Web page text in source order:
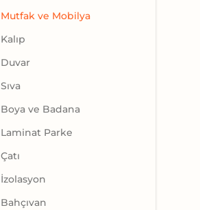
Mutfak ve Mobilya
Kalıp
Duvar
Sıva
Boya ve Badana
Laminat Parke
Çatı
İzolasyon
Bahçıvan